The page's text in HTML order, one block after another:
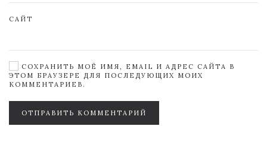
САЙТ
СОХРАНИТЬ МОЁ ИМЯ, EMAIL И АДРЕС САЙТА В
ЭТОМ БРАУЗЕРЕ ДЛЯ ПОСЛЕДУЮЩИХ МОИХ
КОММЕНТАРИЕВ.
ОТПРАВИТЬ КОММЕНТАРИЙ